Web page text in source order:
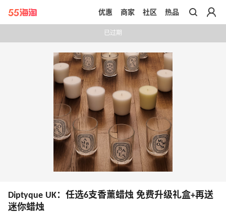
带你去官网买正品
优惠 商家 社区 热品
已过期
Diptyque UK：任选6支香薰蜡烛 免费升级礼盒+再送
迷你蜡烛